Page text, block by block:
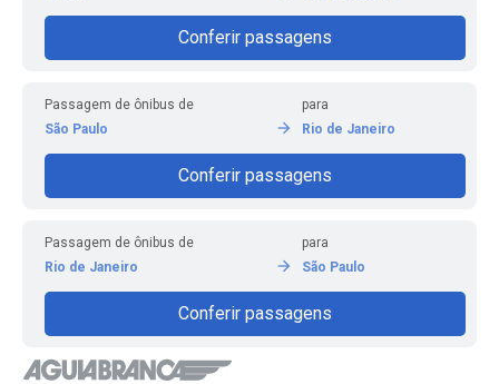
Conferir passagens
Passagem de ônibus de
São Paulo
para
Rio de Janeiro
Conferir passagens
Passagem de ônibus de
Rio de Janeiro
para
São Paulo
Conferir passagens